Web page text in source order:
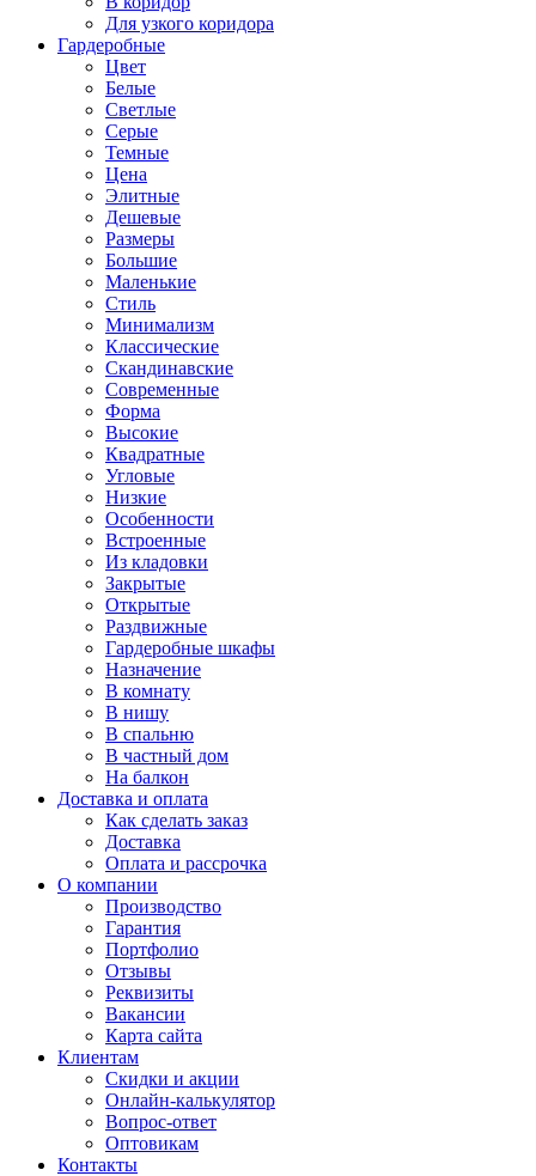
Для узкого коридора
Гардеробные
Цвет
Белые
Светлые
Серые
Темные
Цена
Элитные
Дешевые
Размеры
Большие
Маленькие
Стиль
Минимализм
Классические
Скандинавские
Современные
Форма
Высокие
Квадратные
Угловые
Низкие
Особенности
Встроенные
Из кладовки
Закрытые
Открытые
Раздвижные
Гардеробные шкафы
Назначение
В комнату
В нишу
В спальню
В частный дом
На балкон
Доставка и оплата
Как сделать заказ
Доставка
Оплата и рассрочка
О компании
Производство
Гарантия
Портфолио
Отзывы
Реквизиты
Вакансии
Карта сайта
Клиентам
Скидки и акции
Онлайн-калькулятор
Вопрос-ответ
Оптовикам
Контакты